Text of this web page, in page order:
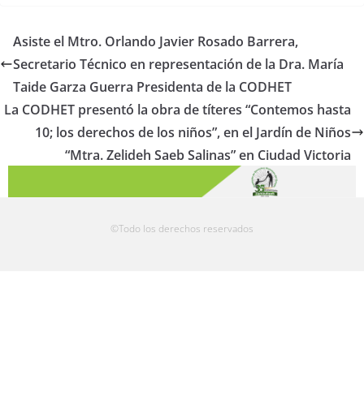
Asiste el Mtro. Orlando Javier Rosado Barrera,
Secretario Técnico en representación de la Dra. María
Taide Garza Guerra Presidenta de la CODHET
La CODHET presentó la obra de títeres “Contemos hasta
10; los derechos de los niños”, en el Jardín de Niños
“Mtra. Zelideh Saeb Salinas” en Ciudad Victoria
©Todo los derechos reservados